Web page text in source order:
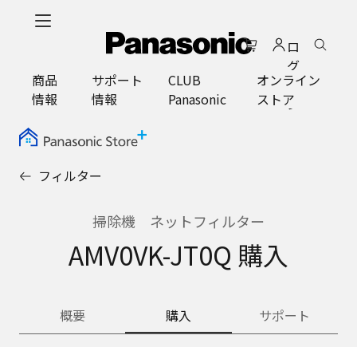
ロ
グ
イ
ン
商品
情報
サポート
情報
CLUB
Panasonic
オンライン
ストア
フィルター
掃除機 ネットフィルター
AMV0VK-JT0Q 購入
概要 購入 サポート